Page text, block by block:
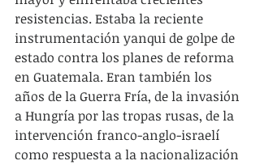
resistencias. Estaba la reciente
instrumentación yanqui de golpe de
estado contra los planes de reforma
en Guatemala. Eran también los
años de la Guerra Fría, de la invasión
a Hungría por las tropas rusas, de la
intervención franco-anglo-israelí
como respuesta a la nacionalización